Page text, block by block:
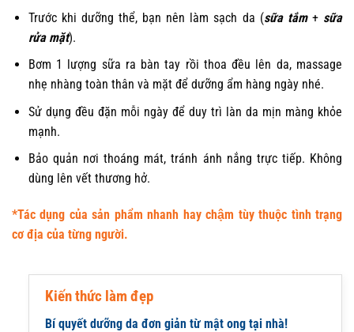
Trước khi dưỡng thể, bạn nên làm sạch da (sữa tắm+ sữa
rửa mặt).
Bơm 1 lượng sữa ra bàn tay rồi thoa đều lên da, massage
nhẹ nhàng toàn thân và mặt để dưỡng ẩm hàng ngày nhé.
Sử dụng đều đặn mỗi ngày để duy trì làn da mịn màng khỏe
mạnh.
Bảo quản nơi thoáng mát, tránh ánh nắng trực tiếp. Không
dùng lên vết thương hở.
*Tác dụng của sản phẩm nhanh hay chậm tùy thuộc tình trạng
cơ địa của từng người.
Kiến thức làm đẹp
Bí quyết dưỡng da đơn giản từ mật ong tại nhà!